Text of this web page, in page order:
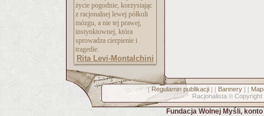
życie pogodnie, korzystając
z racjonalnej lewej półkuli
mózgu, a nie tej prawej,
instynktownej, która
sprowadza cierpienie i
tragedie.
Rita Levi-Montalchini
[ Regulamin publikacji] [ Bannery] [
Racjonalista © Copyright
Fundacja Wolnej Myśli,